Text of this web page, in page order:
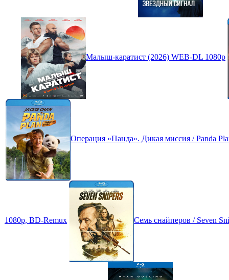
Малыш-каратист (2026) WEB-DL 1080p
Операция «Панда». Дикая миссия / Panda
1080p, BD-Remux Семь снайперов / Seven